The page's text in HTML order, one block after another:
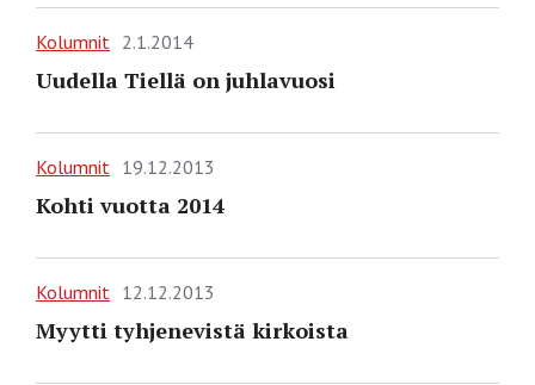
Kolumnit 2.1.2014
Uudella Tiellä on juhlavuosi
Kolumnit 19.12.2013
Kohti vuotta 2014
Kolumnit 12.12.2013
Myytti tyhjenevistä kirkoista